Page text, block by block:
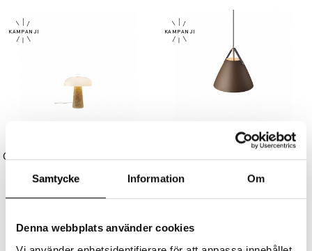
Samtycke Information Om
Denna webbplats använder cookies
2699 kr
DESIGN FOR THE PEOPLE
1679 kr